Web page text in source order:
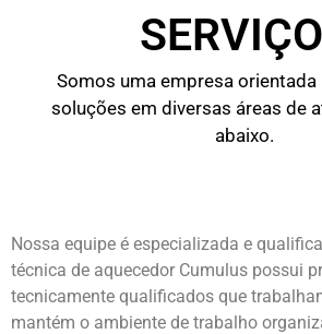
Somos uma empresa
soluções em diversas áreas de
abaixo.
Nossa equipe é especializada e
técnica de aquecedor Cumulus possui
tecnicamente qualificados que
mantém o ambiente de trabalho